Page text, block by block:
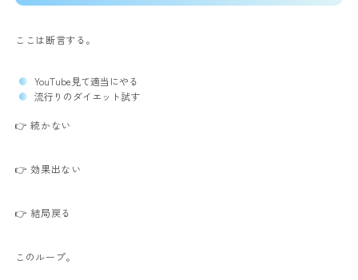
ここは断言する。
YouTube見て適当にやる
流行りのダイエット試す
👉 続かない
👉 効果出ない
👉 結局戻る
このループ。